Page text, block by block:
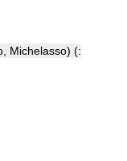
Michelasso) (: